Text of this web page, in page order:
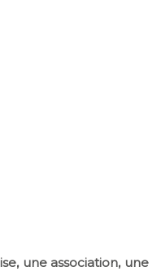
une association, une